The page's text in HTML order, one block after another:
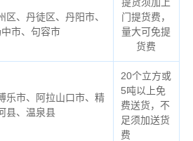
区、丹徒区、丹阳市、
市、句容市
门提货费，
量大可免提
货费
乐市、阿拉山口市、精
县、温泉县
20个立方或
5吨以上免
费送货，不
足须加送货
费